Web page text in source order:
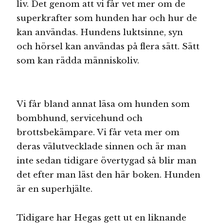
liv. Det genom att vi får vet mer om de
superkrafter som hunden har och hur de
kan användas. Hundens luktsinne, syn
och hörsel kan användas på flera sätt. Sätt
som kan rädda människoliv.
Vi får bland annat läsa om hunden som
bombhund, servicehund och
brottsbekämpare. Vi får veta mer om
deras välutvecklade sinnen och är man
inte sedan tidigare övertygad så blir man
det efter man läst den här boken. Hunden
är en superhjälte.
Tidigare har Hegas gett ut en liknande